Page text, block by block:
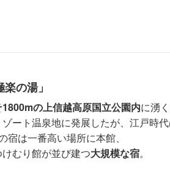
の湯」
の上信越高原国立公園内に湧
ート温泉地に発展したが、江戸時
は一番高い場所に本館、
むり館が並び建つ大規模な宿。